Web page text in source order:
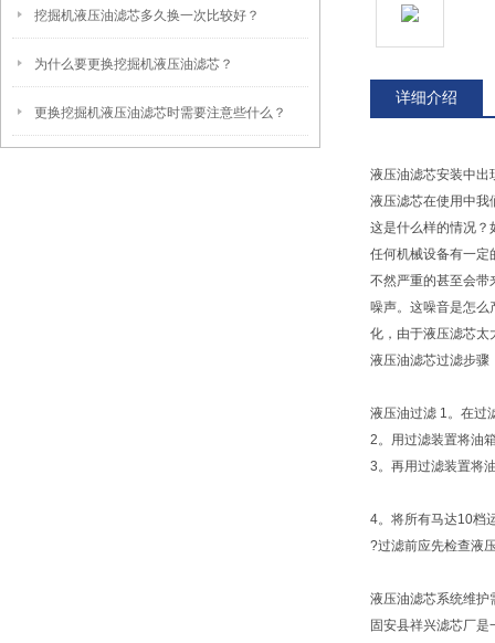
挖掘机液压油滤芯多久换一次比较好？
为什么要更换挖掘机液压油滤芯？
更换挖掘机液压油滤芯时需要注意些什么？
详细介绍
液压油滤芯安装中出
液压滤芯在使用中我
这是什么样的情况？
任何机械设备有一定
不然严重的甚至会带
噪声。这噪音是怎么
化，由于液压滤芯太
液压油滤芯过滤步骤
液压油过滤 1。在过
2。用过滤装置将油
3。再用过滤装置将
4。将所有马达10档
?过滤前应先检查液
液压油滤芯系统维护
固安县祥兴滤芯厂